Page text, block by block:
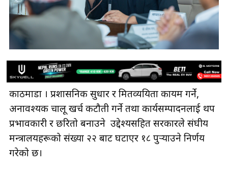
काठमाडौँ । प्रशासनिक सुधार र मितव्ययिता कायम गर्ने,
अनावश्यक चालू खर्च कटौती गर्ने तथा कार्यसम्पादनलाई थप
प्रभावकारी र छरितो बनाउने उद्देश्यसहित सरकारले संघीय
मन्त्रालयहरूको संख्या २२ बाट घटाएर १८ पुऱ्याउने निर्णय
गरेको छ।